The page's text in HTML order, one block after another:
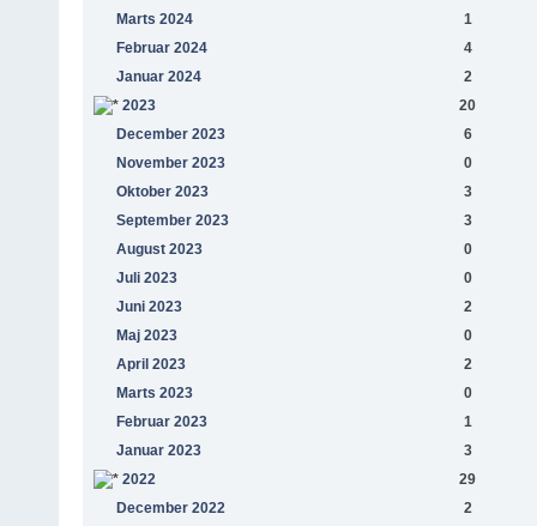
Marts 2024
1
Februar 2024
4
Januar 2024
2
2023
20
December 2023
6
November 2023
0
Oktober 2023
3
September 2023
3
August 2023
0
Juli 2023
0
Juni 2023
2
Maj 2023
0
April 2023
2
Marts 2023
0
Februar 2023
1
Januar 2023
3
2022
29
December 2022
2